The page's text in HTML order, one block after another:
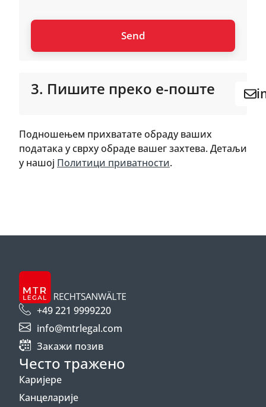
3. Пишите преко е-поште
Подношењем прихватате обраду ваших
података у сврху обраде вашег захтева. Детаљи
у нашој Политици приватности.
+49 221 9999220
info@mtrlegal.com
Закажи позив
Често тражено
Каријере
Канцеларије